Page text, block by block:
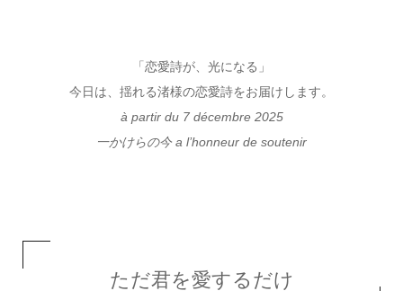
「恋愛詩が、光になる」
今日は、揺れる渚様の恋愛詩をお届けします。
à partir du 7 décembre2025
一かけらの今 a l’honneur de soutenir
ただ君を愛するだけ